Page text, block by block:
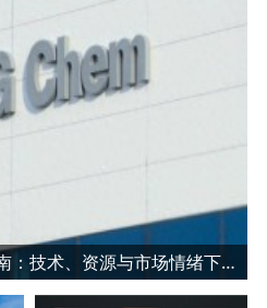
新能源车产业链投资指南：技术、资源与市场情绪下的潜力环节解析